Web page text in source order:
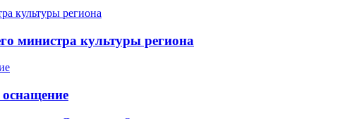
министра культуры региона